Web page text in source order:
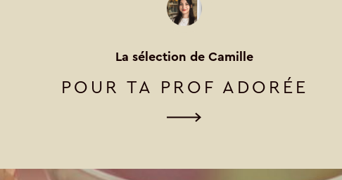
La sélection de Camille
POUR TA PROF ADORÉE